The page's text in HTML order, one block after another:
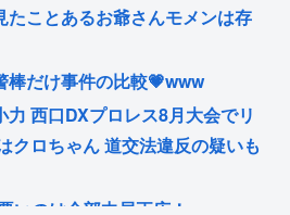
たことあるお爺さんモメンは存
棒だけ事件の比較💗www
力 西口DXプロレス8月大会でリ
クロちゃん 道交法違反の疑いも
いのは全部中居正広！」